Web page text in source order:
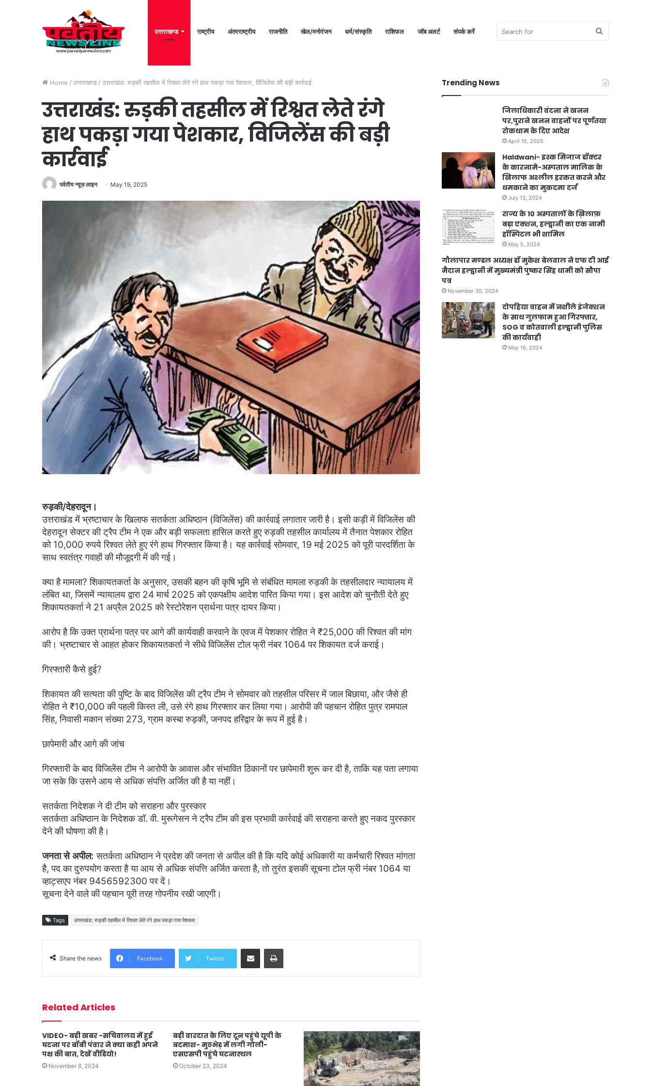
उत्तराखण्ड राष्ट्रीय अंतरराष्ट्रीय राजनीति खेल/मनोरंजन धर्म/संस्कृति राशिफल जॉब अलर्ट संपर्क करें
for
Home / उत्तराखण्ड / उत्तराखंड: रुड़की तहसील में रिश्वत लेते रंगे हाथ पकड़ा गया पेशकार, विजिलेंस की बड़ी कार्रवाई
उत्तराखंड: रुड़की तहसील में रिश्वत लेते रंगे
हाथ पकड़ा गया पेशकार, विजिलेंस की बड़ी
कार्रवाई
पर्वतीय न्यूज़ लाइन May 19, 2025
रुड़की/देहरादून।
उत्तराखंड में भ्रष्टाचार के खिलाफ सतर्कता अधिष्ठान (विजिलेंस) की कार्रवाई लगातार जारी है। इसी कड़ी में विजिलेंस की
देहरादून सेक्टर की ट्रैप टीम ने एक और बड़ी सफलता हासिल करते हुए रुड़की तहसील कार्यालय में तैनात पेशकार रोहित
को 10,000 रुपये रिश्वत लेते हुए रंगे हाथ गिरफ्तार किया है। यह कार्रवाई सोमवार, 19 मई 2025 को पूरी पारदर्शिता के
साथ स्वतंत्र गवाहों की मौजूदगी में की गई।
क्या है मामला? शिकायतकर्ता के अनुसार, उसकी बहन की कृषि भूमि से संबंधित मामला रुड़की के तहसीलदार न्यायालय में
लंबित था, जिसमें न्यायालय द्वारा 24 मार्च 2025 को एकपक्षीय आदेश पारित किया गया। इस आदेश को चुनौती देते हुए
शिकायतकर्ता ने 21 अप्रैल 2025 को रेस्टोरेशन प्रार्थना पत्र दायर किया।
आरोप है कि उक्त प्रार्थना पत्र पर आगे की कार्यवाही करवाने के एवज में पेशकार रोहित ने ₹25,000 की रिश्वत की मांग
की। भ्रष्टाचार से आहत होकर शिकायतकर्ता ने सीधे विजिलेंस टोल फ्री नंबर 1064 पर शिकायत दर्ज कराई।
गिरफ्तारी कैसे हुई?
शिकायत की सत्यता की पुष्टि के बाद विजिलेंस की ट्रैप टीम ने सोमवार को तहसील परिसर में जाल बिछाया, और जैसे ही
रोहित ने ₹10,000 की पहली किस्त ली, उसे रंगे हाथ गिरफ्तार कर लिया गया। आरोपी की पहचान रोहित पुत्र रामपाल
सिंह, निवासी मकान संख्या 273, ग्राम कस्बा रुड़की, जनपद हरिद्वार के रूप में हुई है।
छापेमारी और आगे की जांच
गिरफ्तारी के बाद विजिलेंस टीम ने आरोपी के आवास और संभावित ठिकानों पर छापेमारी शुरू कर दी है, ताकि यह पता लगाया
जा सके कि उसने आय से अधिक संपत्ति अर्जित की है या नहीं।
सतर्कता निदेशक ने दी टीम को सराहना और पुरस्कार
सतर्कता अधिष्ठान के निदेशक डॉ. वी. मुरूगेसन ने ट्रैप टीम की इस प्रभावी कार्रवाई की सराहना करते हुए नकद पुरस्कार
देने की घोषणा की है।
जनता से अपील:सतर्कता अधिष्ठान ने प्रदेश की जनता से अपील की है कि यदि कोई अधिकारी या कर्मचारी रिश्वत मांगता
है, पद का दुरुपयोग करता है या आय से अधिक संपत्ति अर्जित करता है, तो तुरंत इसकी सूचना टोल फ्री नंबर 1064 या
व्हाट्सएप नंबर 9456592300 पर दें।
सूचना देने वाले की पहचान पूरी तरह गोपनीय रखी जाएगी।
Tags उत्तराखंड: रुड़की तहसील में रिश्वत लेते रंगे हाथ पकड़ा गया पेशकार
Share the news Facebook Twitter
Share via Email Print
Related Articles
VIDEO- बड़ी खबर -सचिवालय में हुई
घटना पर बॉबी पंवार ने क्या कही अपने
पक्ष की बात, देखें वीडियो!
November 8, 2024
बड़ी वारदात के लिए दून पहुंचे यूपी के
बदमाश- मुठभेड़ में लगी गोली-
एसएसपी पहुंचे घटनास्थल
October 23, 2024
Trending News
जिलाधिकारी वंदना ने खनन
पर,पुराने खनन वाहनों पर पूर्णतया
रोकथाम के दिए आदेश
April 15, 2025
Haldwani- इश्क मिजाज डॉक्टर
के कारनामे-अस्पताल मालिक के
खिलाफ अश्लील हरकत करने और
धमकाने का मुकदमा दर्ज
July 13, 2024
राज्य के 10 अस्पतालों के ख़िलाफ़
बड़ा एक्शन, हल्द्वानी का एक नामी
हॉस्पिटल भी शामिल
May 5, 2024
गौलापार मण्डल अध्यक्ष डॉ मुकेश बेलवाल ने एफ टी आई
मैदान हल्द्वानी में मुख्यमंत्री पुष्कर सिंह धामी को सौपा
पत्र
November 30, 2024
दोपहिया वाहन में नशीले इंजेक्शन
के साथ गुलफाम हुआ गिरफ्तार,
SOG व कोतवाली हल्द्वानी पुलिस
की कार्यवाही
May 16, 2024